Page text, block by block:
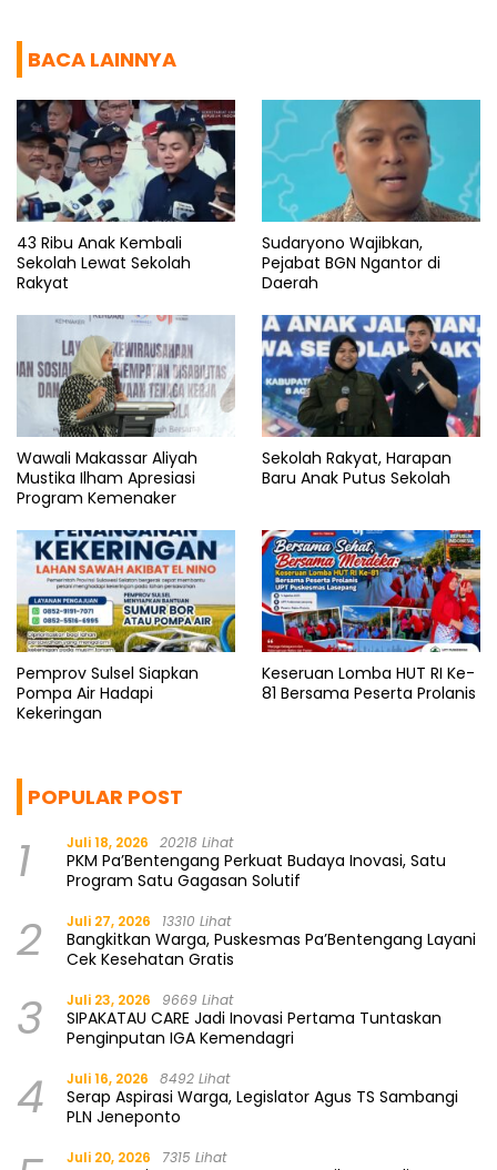
BACA LAINNYA
43 Ribu Anak Kembali
Sekolah Lewat Sekolah
Rakyat
Sudaryono Wajibkan,
Pejabat BGN Ngantor di
Daerah
Wawali Makassar Aliyah
Mustika Ilham Apresiasi
Program Kemenaker
Sekolah Rakyat, Harapan
Baru Anak Putus Sekolah
Pemprov Sulsel Siapkan
Pompa Air Hadapi
Kekeringan
Keseruan Lomba HUT RI Ke-
81 Bersama Peserta Prolanis
POPULAR POST
1 Juli 18, 2026 20218 Lihat
PKM Pa’Bentengang Perkuat Budaya Inovasi, Satu
Program Satu Gagasan Solutif
2 Juli 27, 2026 13310 Lihat
Bangkitkan Warga, Puskesmas Pa’Bentengang Layani
Cek Kesehatan Gratis
3 Juli 23, 2026 9669 Lihat
SIPAKATAU CARE Jadi Inovasi Pertama Tuntaskan
Penginputan IGA Kemendagri
4 Juli 16, 2026 8492 Lihat
Serap Aspirasi Warga, Legislator Agus TS Sambangi
PLN Jeneponto
Juli 20, 2026 7315 Lihat